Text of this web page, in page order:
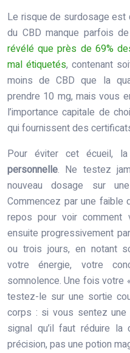
Le risque de surdosage est
du CBD manque parfois
révélé que près de 69%
mal étiquetés, contenant
moins de CBD que la
prendre 10 mg, mais vous
l’importance capitale de
qui fournissent des
Pour éviter cet écueil,
personnelle. Ne testez
nouveau dosage sur
Commencez par une faible
repos pour voir comment
ensuite progressivement
ou trois jours, en notant
votre énergie, votre
somnolence. Une fois votre
testez-le sur une sortie
corps : si vous sentez une
signal qu’il faut réduire
précision, pas une potion